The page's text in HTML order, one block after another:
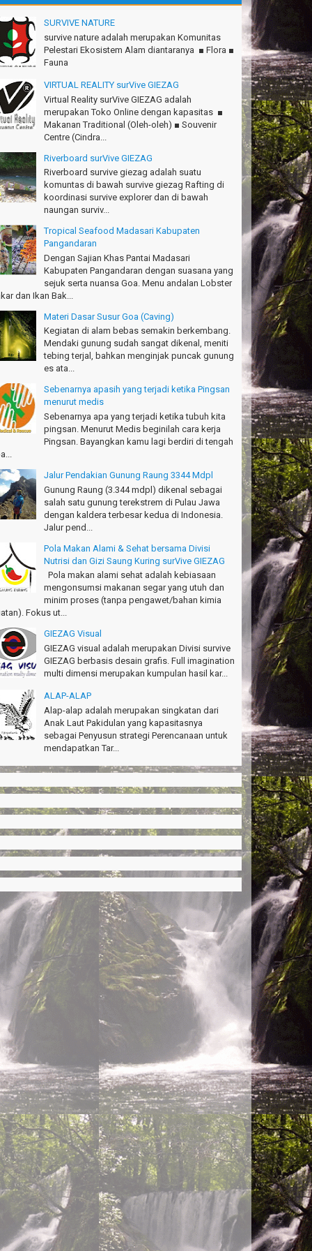
mantap, Thanks gan!
Sinaga - Lampung
seru banget
- Bekasi
seru, Amazing gmana?!
- Cimahi
Gn.Ciremai mantap
- Surabaya
canyon Amazing
- Singapore
Team surVive atas panduan wisata Kabupaten
kang Arief, Citumang seru!
- Garut
surVive GIEZAG telah menemani kami ke
Salam lestari!
- Sydney
Bodyrafting Green canyon, extreme, enjoy dan
- Kudus
banget Pantai Batukaras!
- Kuningan
サイティングなツアー。ありがとう Arief
Osaka Japan
palace
- Fukusima Japan
SURVIVE NATURE
survive nature adalah merupakan Komunitas
Pelestari Ekosistem Alam diantaranya ■ Flora ■
Fauna
VIRTUAL REALITY surVive GIEZAG
Virtual Reality surVive GIEZAG adalah
merupakan Toko Online dengan kapasitas ■
Makanan Traditional (Oleh-oleh) ■ Souvenir
Centre (Cindra...
Riverboard surVive GIEZAG
Riverboard survive giezag adalah suatu
komuntas di bawah survive giezag Rafting di
koordinasi survive explorer dan di bawah
naungan surviv...
Tropical Seafood Madasari Kabupaten
Pangandaran
Dengan Sajian Khas Pantai Madasari
Kabupaten Pangandaran dengan suasana yang
sejuk serta nuansa Goa. Menu andalan Lobster
dan Ikan Bak...
Materi Dasar Susur Goa (Caving)
Kegiatan di alam bebas semakin berkembang.
Mendaki gunung sudah sangat dikenal, meniti
tebing terjal, bahkan menginjak puncak gunung
es ata...
Sebenarnya apasih yang terjadi ketika Pingsan
menurut medis
Sebenarnya apa yang terjadi ketika tubuh kita
pingsan. Menurut Medis beginilah cara kerja
Pingsan. Bayangkan kamu lagi berdiri di tengah
Jalur Pendakian Gunung Raung 3344 Mdpl
Gunung Raung (3.344 mdpl) dikenal sebagai
salah satu gunung terekstrem di Pulau Jawa
dengan kaldera terbesar kedua di Indonesia.
Jalur pend...
Pola Makan Alami & Sehat bersama Divisi
Nutrisi dan Gizi Saung Kuring surVive GIEZAG
Pola makan alami sehat adalah kebiasaan
mengonsumsi makanan segar yang utuh dan
minim proses (tanpa pengawet/bahan kimia
Fokus ut...
GIEZAG Visual
GIEZAG visual adalah merupakan Divisi survive
GIEZAG berbasis desain grafis. Full imagination
multi dimensi merupakan kumpulan hasil kar...
ALAP-ALAP
Alap-alap adalah merupakan singkatan dari
Anak Laut Pakidulan yang kapasitasnya
sebagai Penyusun strategi Perencanaan untuk
mendapatkan Tar...